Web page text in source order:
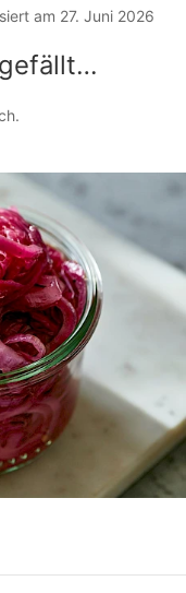
am 27. Juni 2026